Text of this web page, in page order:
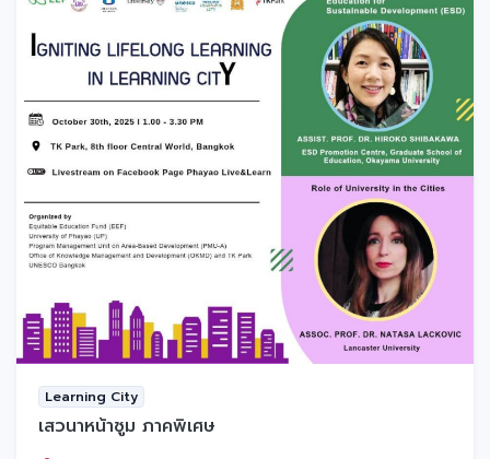
Learning City
เสวนาหน้าซูม ภาคพิเศษ